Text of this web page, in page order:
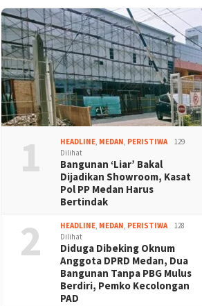
1 HEADLINE, MEDAN, PERISTIWA
129
Dilihat
Bangunan ‘Liar’ Bakal
Dijadikan Showroom, Kasat
Pol PP Medan Harus
Bertindak
2 HEADLINE, MEDAN, PERISTIWA
128
Dilihat
Diduga Dibeking Oknum
Anggota DPRD Medan, Dua
Bangunan Tanpa PBG Mulus
Berdiri, Pemko Kecolongan
PAD